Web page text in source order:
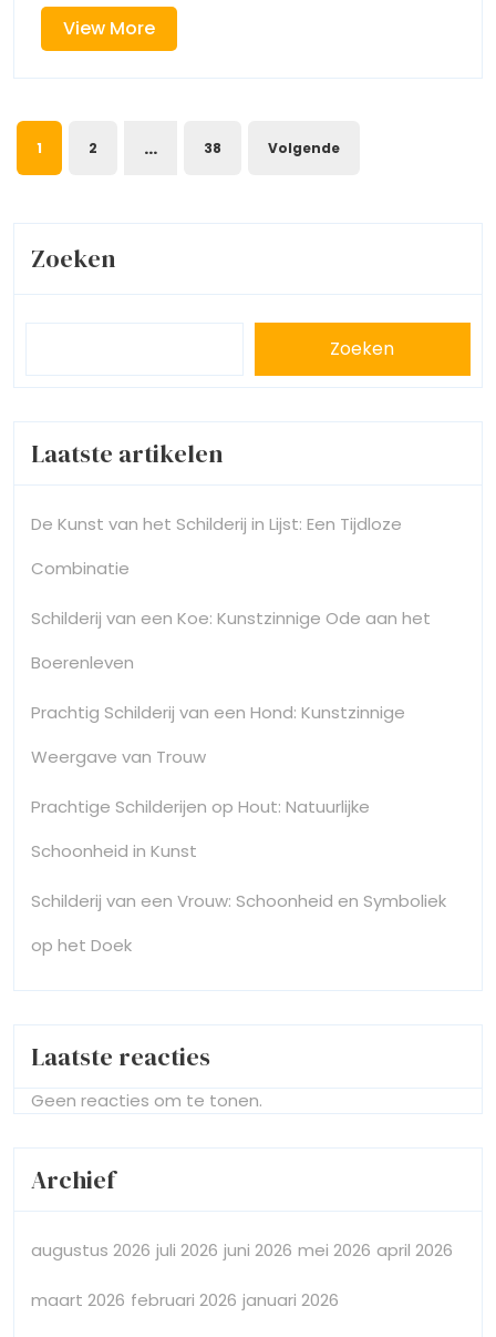
View MoreView
More
Berichtnavigatie
1 2 … 38 Volgende
Zoeken
Zoeken
Laatste artikelen
De Kunst van het Schilderij in Lijst: Een Tijdloze
Combinatie
Schilderij van een Koe: Kunstzinnige Ode aan het
Boerenleven
Prachtig Schilderij van een Hond: Kunstzinnige
Weergave van Trouw
Prachtige Schilderijen op Hout: Natuurlijke
Schoonheid in Kunst
Schilderij van een Vrouw: Schoonheid en Symboliek
op het Doek
Laatste reacties
Geen reacties om te tonen.
Archief
augustus 2026 juli 2026 juni 2026 mei 2026 april 2026
maart 2026 februari 2026 januari 2026